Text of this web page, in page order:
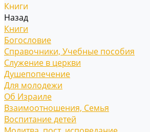
Книги
Назад
Книги
Богословие
Справочники, Учебные пособия
Служение в церкви
Душепопечение
Для молодежи
Об Израиле
Взаимоотношения, Cемья
Воспитание детей